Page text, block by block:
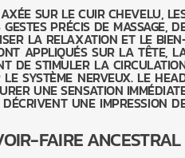
SUR LE CUIR CHEVELU,
PRÉCIS DE MASSAGE,
LA RELAXATION ET LE
APPLIQUÉS SUR LA TÊTE,
DE STIMULER LA
SYSTÈME NERVEUX. LE
UNE SENSATION
UNE IMPRESSION
FAIRE ANCESTRAL